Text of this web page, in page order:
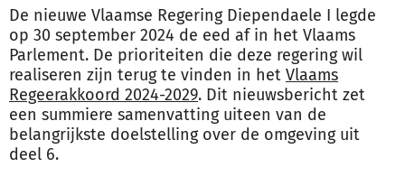
Registreren
De nieuwe Vlaamse Regering Diependaele I legde
op 30 september 2024 de eed af in het Vlaams
Parlement. De prioriteiten die deze regering wil
realiseren zijn terug te vinden in het Vlaams
Regeerakkoord 2024-2029. Dit nieuwsbericht zet
een summiere samenvatting uiteen van de
belangrijkste doelstelling over de omgeving uit
deel 6.